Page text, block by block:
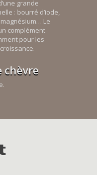
grande
: bourré d’iode,
Le
complément
pour les
chèvre